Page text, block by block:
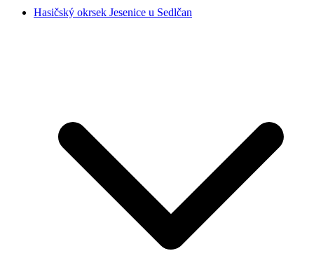
Hasičský okrsek Jesenice u Sedlčan